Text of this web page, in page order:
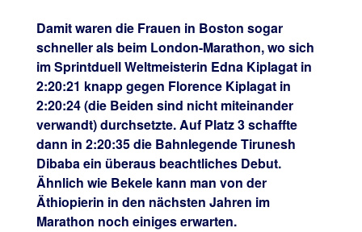
Damit waren die Frauen in Boston sogar
schneller als beim London-Marathon, wo sich
im Sprintduell Weltmeisterin Edna Kiplagat in
2:20:21 knapp gegen Florence Kiplagat in
2:20:24 (die Beiden sind nicht miteinander
verwandt) durchsetzte. Auf Platz 3 schaffte
dann in 2:20:35 die Bahnlegende Tirunesh
Dibaba ein überaus beachtliches Debut.
Ähnlich wie Bekele kann man von der
Äthiopierin in den nächsten Jahren im
Marathon noch einiges erwarten.